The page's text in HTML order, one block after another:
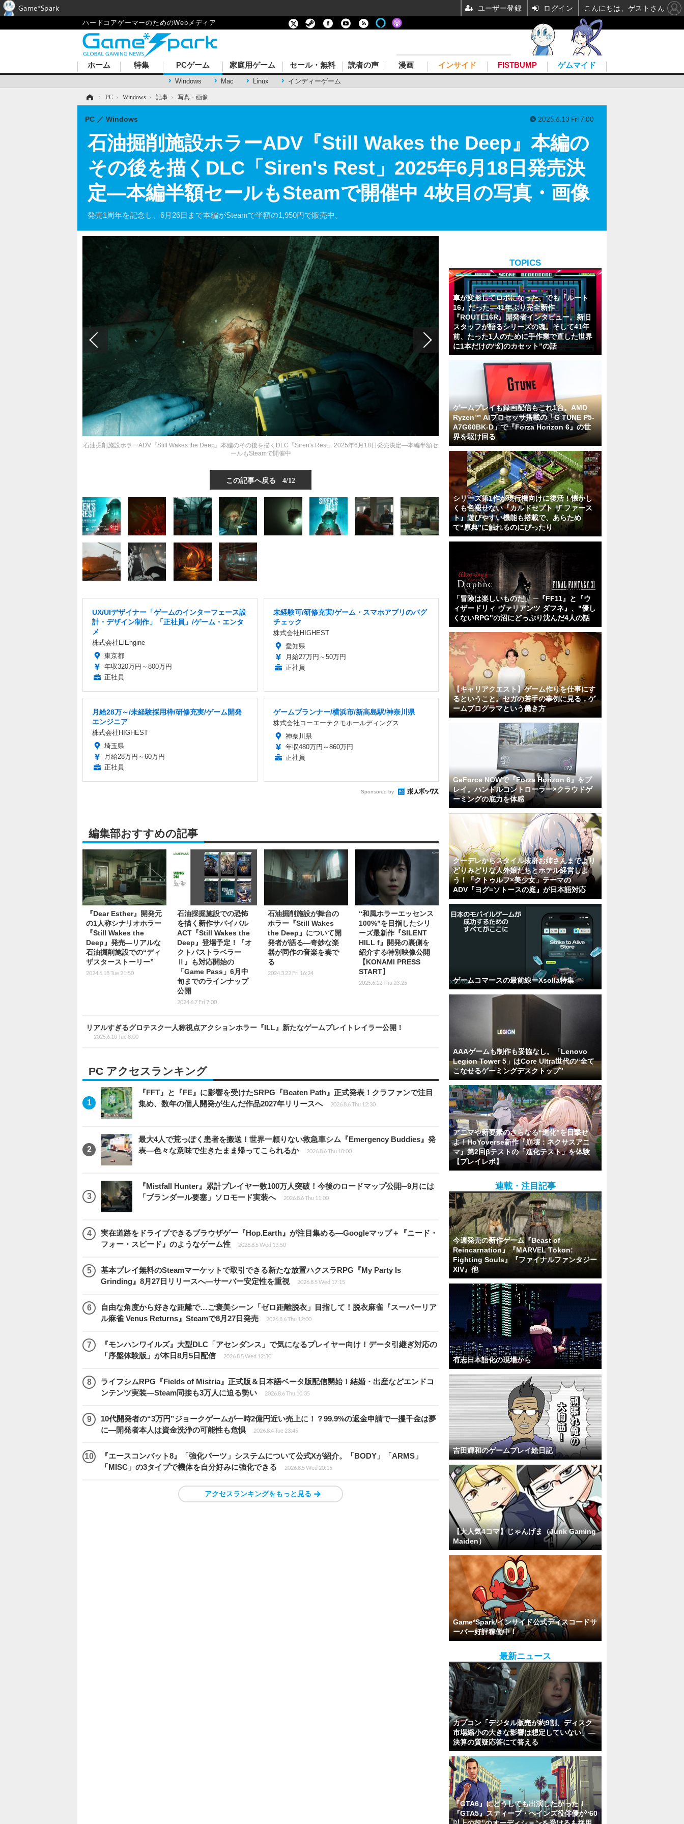
ハードコアゲーマーのためのWebメディア
ホーム 特集 PCゲーム
Windows Mac Linux インディーゲーム
家庭用ゲーム セール・無料 読者の声 漫画 インサイド FISTBUMP ゲムマイド
› PC › Windows › 記事 › 写真・画像
石油掘削施設ホラーADV『Still Wakes the Deep』本編の
その後を描くDLC「Siren's Rest」2025年6月18日発売決
定―本編半額セールもSteamで開催中 4枚目の写真・画像
発売1周年を記念し、6月26日まで本編がSteamで半額の1,950円で販売中。
PC Windows 2025.6.13 Fri 7:00
石油掘削施設ホラーADV『Still Wakes the Deep』本編のその後を描くDLC「Siren's Rest」2025年6月18日発売決定―本編半額セ
ールもSteamで開催中
この記事へ戻る 4/12
UX/UIデザイナー「ゲームのインターフェース設
計・デザイン制作」「正社員」/ゲーム・エンタ
メ
株式会社ElEngine
東京都
年収320万円～800万円
正社員
未経験可/研修充実/ゲーム・スマホアプリのバグ
チェック
株式会社HIGHEST
愛知県
月給27万円～50万円
正社員
月給28万～/未経験採用枠/研修充実/ゲーム開発
エンジニア
株式会社HIGHEST
埼玉県
月給28万円～60万円
正社員
ゲームプランナー/横浜市/新高島駅/神奈川県
株式会社コーエーテクモホールディングス
神奈川県
年収480万円～860万円
正社員
Sponsored by
編集部おすすめの記事
『Dear Esther』開発元
の1人称シナリオホラー
『Still Wakes the
Deep』発売―リアルな
石油掘削施設での“ディ
ザスターストーリー”
2024.6.18 Tue 21:50
石油採掘施設での恐怖
を描く新作サバイバル
ACT『Still Wakes the
Deep』登場予定！『オ
クトパストラベラー
Ⅱ』も対応開始の
「Game Pass」6月中
旬までのラインナップ
公開
2024.6.7 Fri 7:00
石油掘削施設が舞台の
ホラー『Still Wakes
the Deep』について開
発者が語る―奇妙な楽
器が同作の音楽を奏で
る
2024.3.22 Fri 16:24
“和風ホラーエッセンス
100%”を目指したシリ
ーズ最新作『SILENT
HILL f』開発の裏側を
紹介する特別映像公開
【KONAMI PRESS
START】
2025.6.12 Thu 23:25
リアルすぎるグロテスク一人称視点アクションホラー『ILL』新たなゲームプレイトレイラー公開！
2025.6.10 Tue 8:00
PC アクセスランキング
『FFT』と『FE』に影響を受けたSRPG『Beaten Path』正式発表！クラファンで注目
集め、数年の個人開発が生んだ作品2027年リリースへ
2026.8.6 Thu 12:30
最大4人で荒っぽく患者を搬送！世界一頼りない救急車シム『Emergency Buddies』発
表―色々な意味で生きたまま帰ってこられるか
2026.8.6 Thu 10:00
『Mistfall Hunter』累計プレイヤー数100万人突破！今後のロードマップ公開─9月には
「ブランダール要塞」ソロモード実装へ
2026.8.6 Thu 11:00
実在道路をドライブできるブラウザゲー『Hop.Earth』が注目集める―Googleマップ＋『ニード・
フォー・スピード』のようなゲーム性
2026.8.5 Wed 13:50
基本プレイ無料のSteamマーケットで取引できる新たな放置ハクスラRPG『My Party Is
Grinding』8月27日リリースへ―サーバー安定性を重視
2026.8.5 Wed 17:15
自由な角度から好きな距離で…ご褒美シーン「ゼロ距離脱衣」目指して！脱衣麻雀『スーパーリア
ル麻雀 Venus Returns』Steamで8月27日発売
2026.8.6 Thu 12:00
『モンハンワイルズ』大型DLC「アセンダンス」で気になるプレイヤー向け！データ引継ぎ対応の
「序盤体験版」が本日8月5日配信
2026.8.5 Wed 12:30
ライフシムRPG『Fields of Mistria』正式版＆日本語ベータ版配信開始！結婚・出産などエンドコ
ンテンツ実装―Steam同接も3万人に迫る勢い
2026.8.6 Thu 10:35
10代開発者の“3万円”ジョークゲームが一時2億円近い売上に！？99.9%の返金申請で一攫千金は夢
に―開発者本人は資金洗浄の可能性も危惧
2026.8.4 Tue 23:45
『エースコンバット8』「強化パーツ」システムについて公式Xが紹介。「BODY」「ARMS」
「MISC」の3タイプで機体を自分好みに強化できる
2026.8.5 Wed 20:15
アクセスランキングをもっと見る
TOPICS
車が変形してロボになった、でも『ルート
16』だった―41年ぶり完全新作
『ROUTE16R』開発者インタビュー。新旧
スタッフが語るシリーズの魂。そして41年
前、たった1人のために手作業で直した世界
に1本だけの“幻のカセット”の話
ゲームプレイも録画配信もこれ1台。AMD
Ryzen™ AIプロセッサ搭載の「G TUNE P5-
A7G60BK-D」で『Forza Horizon 6』の世
界を駆け回る
シリーズ第1作が現行機向けに復活！懐かし
くも色褪せない『カルドセプト ザ ファース
ト』遊びやすい機能も搭載で、あらため
て“原典”に触れるのにぴったり
「冒険は楽しいものだ」 ─『FF11』と『ウ
ィザードリィ ヴァリアンツ ダフネ』、"優し
くないRPG"の沼にどっぷり沈んだ4人の話
【キャリアクエスト】ゲーム作りを仕事にす
るということ。セガの若手の事例に見る，ゲ
ームプログラマという働き方
GeForce NOWで『Forza Horizon 6』をプ
レイ。ハンドルコントローラー×クラウドゲ
ーミングの底力を体感
クーデレからスタイル抜群お姉さんまでより
どりみどりな人外娘たちとホテル経営しよ
う！「クトゥルフ×美少女」テーマの
ADV『ヨグ=ソトースの庭』が日本語対応
ゲームコマースの最前線ーXsolla特集
AAAゲームも制作も妥協なし。「Lenovo
Legion Tower 5」はCore Ultra世代の“全て
こなせるゲーミングデスクトップ”
アニマや新要素のさらなる“進化”を目撃せ
よ！HoYoverse新作『崩壊：ネクサスアニ
マ』第2回βテストの「進化テスト」を体験
【プレイレポ】
連載・注目記事
今週発売の新作ゲーム『Beast of
Reincarnation』『MARVEL Tōkon:
Fighting Souls』『ファイナルファンタジー
XIV』他
有志日本語化の現場から
吉田輝和のゲームプレイ絵日記
【大人気4コマ】じゃんげま（Junk Gaming
Maiden）
Game*Spark/インサイド公式ディスコードサ
ーバー好評稼働中！
最新ニュース
カプコン「デジタル販売が約9割、ディスク
市場縮小の大きな影響は想定していない」―
決算の質疑応答にて答える
『GTA6』にどうしても出演したかった！
『GTA5』スティーブ・ヘインズ役俳優が“60
Game*Spark ユーザー登録 ログイン こんにちは、ゲストさん